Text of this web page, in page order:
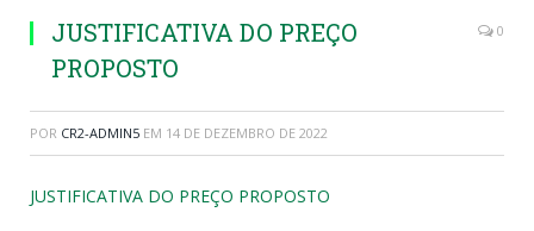
JUSTIFICATIVA DO PREÇO
PROPOSTO
0
POR CR2-ADMIN5 EM 14 DE DEZEMBRO DE 2022
JUSTIFICATIVA DO PREÇO PROPOSTO